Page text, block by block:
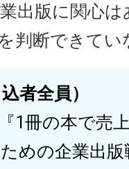
出版に関心
判断できてい
者全員）
1冊の本で売
めの企業出